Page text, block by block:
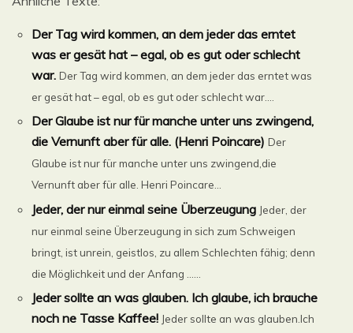
Der Tag wird kommen, an dem jeder das erntet
was er gesät hat – egal, ob es gut oder schlecht
war. Der Tag wird kommen, an dem jeder das erntet was
er gesät hat – egal, ob es gut oder schlecht war....
Der Glaube ist nur für manche unter uns zwingend,
die Vernunft aber für alle. (Henri Poincare) Der
Glaube ist nur für manche unter uns zwingend,die
Vernunft aber für alle. Henri Poincare...
Jeder, der nur einmal seine Überzeugung Jeder, der
nur einmal seine Überzeugung in sich zum Schweigen
bringt, ist unrein, geistlos, zu allem Schlechten fähig; denn
die Möglichkeit und der Anfang ......
Jeder sollte an was glauben. Ich glaube, ich brauche
noch ne Tasse Kaffee! Jeder sollte an was glauben.Ich